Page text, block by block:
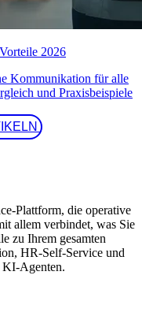
2026
Kommunikation für alle
und Praxisbeispiele
Plattform, die operative
allem verbindet, was Sie
zu Ihrem gesamten
HR-Self-Service und
Agenten.